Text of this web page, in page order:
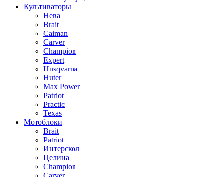
Культиваторы
Нева
Brait
Caiman
Carver
Champion
Expert
Husqvarna
Huter
Max Power
Patriot
Practic
Texas
Мотоблоки
Brait
Patriot
Интерскол
Целина
Champion